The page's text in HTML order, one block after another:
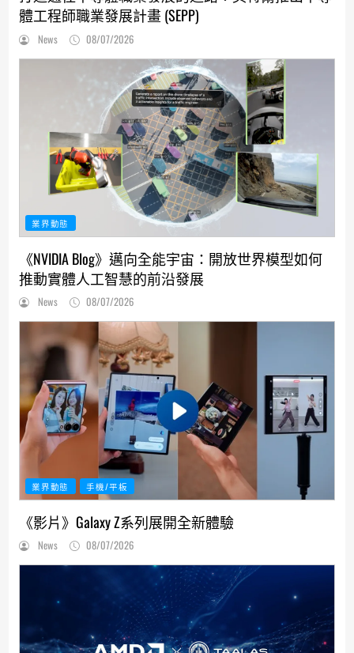
體工程師職業發展計畫 (SEPP)
News 08/07/2026
業界動態
《NVIDIA Blog》邁向全能宇宙：開放世界模型如何
推動實體人工智慧的前沿發展
News 08/07/2026
業界動態 手機/平板
《影片》Galaxy Z系列展開全新體驗
News 08/07/2026